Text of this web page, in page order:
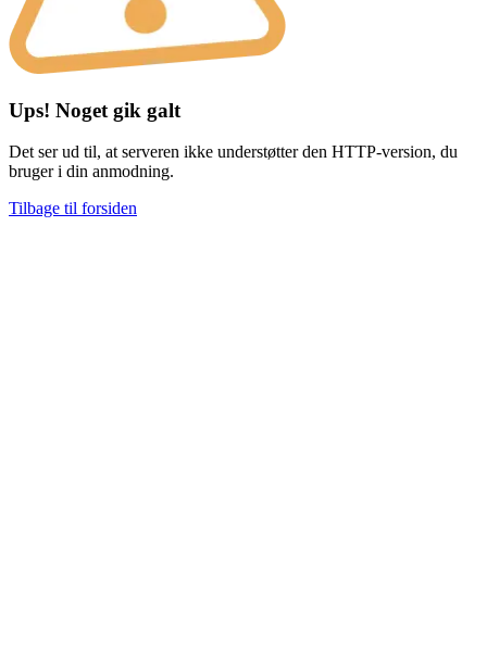
Ups! Noget gik galt
Det ser ud til, at serveren ikke understøtter den HTTP-version, du
bruger i din anmodning.
Tilbage til forsiden